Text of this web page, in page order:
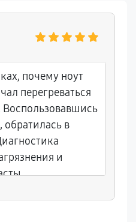
почему ноут
перегреваться
обратилась в
и